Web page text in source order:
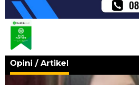
Opini / Artikel